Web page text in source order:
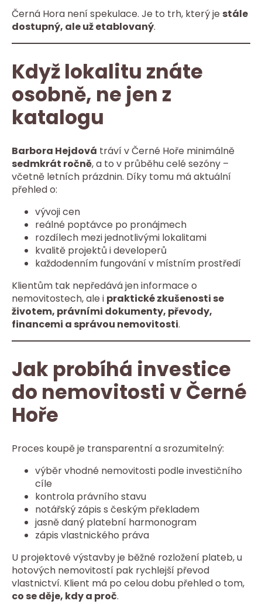
Černá Hora není spekulace. Je to trh, který je stále
dostupný, ale už etablovaný.
Když lokalitu znáte
osobně, ne jen z
katalogu
Barbora Hejdová tráví v Černé Hoře minimálně
sedmkrát ročně, a to v průběhu celé sezóny –
včetně letních prázdnin. Díky tomu má aktuální
přehled o:
vývoji cen
reálné poptávce po pronájmech
rozdílech mezi jednotlivými lokalitami
kvalitě projektů i developerů
každodenním fungování v místním prostředí
Klientům tak nepředává jen informace o
nemovitostech, ale i praktické zkušenosti se
životem, právními dokumenty, převody,
financemi a správou nemovitosti.
Jak probíhá investice
do nemovitosti v Černé
Hoře
Proces koupě je transparentní a srozumitelný:
výběr vhodné nemovitosti podle investičního
cíle
kontrola právního stavu
notářský zápis s českým překladem
jasně daný platební harmonogram
zápis vlastnického práva
U projektové výstavby je běžné rozložení plateb, u
hotových nemovitostí pak rychlejší převod
vlastnictví. Klient má po celou dobu přehled o tom,
co se děje, kdy a proč.